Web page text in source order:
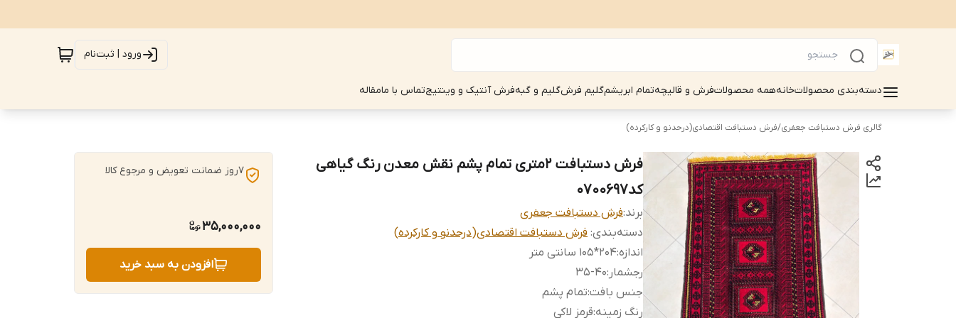
ورود | ثبت‌نام
دسته‌بندی محصولاتخانههمه محصولاتفرش و قالیچهتمام ابریشمگلیم فرشگلیم و گبهفرش آنتیک و وینتیجتماس با مامقاله
گالری فرش دستبافت جعفری/فرش دستبافت اقتصادی(درحدنو و کارکرده)
فرش دستبافت 2متری تمام پشم نقش معدن رنگ گیاهی
کد0700697
برند:فرش دستبافت جعفری
دسته‌بندی: فرش دستبافت اقتصادی(درحدنو و کارکرده)
اندازه:204*105 سانتی متر
رجشمار :
35-40
جنس بافت:تمام پشم
رنگ زمینه:قرمز لاکی
7روز ضمانت تعویض و مرجوع کالا
35,000,000
افزودن به سبد خرید